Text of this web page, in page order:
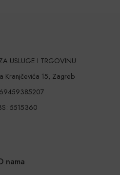
USLUGE I TRGOVINU
Kranjčevića 15, Zagreb
5515360
nama